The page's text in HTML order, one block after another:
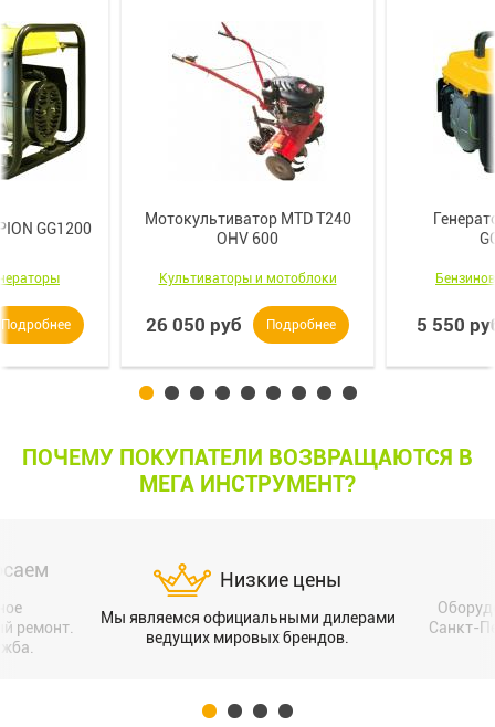
GG1200
Подробнее
Мотокультиватор MTD T240
OHV 600
Культиваторы и мотоблоки
26 050 руб Подробнее 5 550
ПОЧЕМУ ПОКУПАТЕЛИ ВОЗВРАЩАЮТСЯ В
МЕГА ИНСТРУМЕНТ?
ремонт.
Низкие цены
Мы являемся официальными дилерами
ведущих мировых брендов.
Санкт-